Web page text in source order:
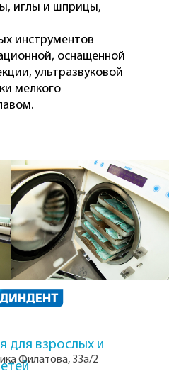
иглы и шприцы,
инструментов
оснащенной
ультразвуковой
мелкого
для взрослых и
Филатова, 33а/2